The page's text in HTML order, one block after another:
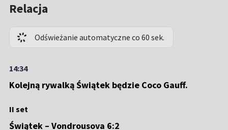
Relacja
Odświeżanie automatyczne co 60 sek.
14:34
Kolejną rywalką Świątek będzie Coco Gauff.
II set
Świątek – Vondrousova 6:2